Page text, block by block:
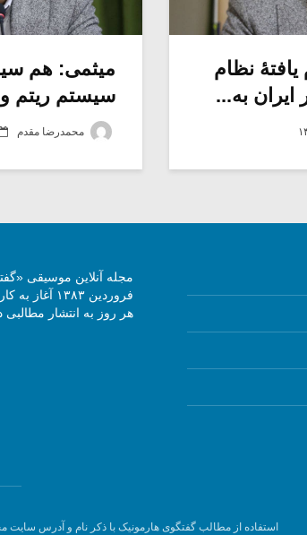
نظام
به...
میثمی: هم
سیستم ریتم
محمدرضا مقدم
فروردین
هر روز به انتشار مطالبی
استفاده از مطالب گفتگوی هارمونیک با ذکر نام و آدرس سایت